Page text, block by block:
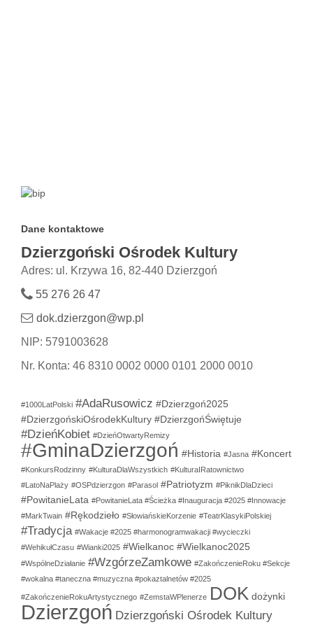
Dane kontaktowe
Dzierzgoński Ośrodek Kultury
Adres: ul. Krzywa 16, 82-440 Dzierzgoń
55 276 26 47
dok.dzierzgon@wp.pl
NIP: 5791003628
Nr. Konta: 46 8310 0002 0000 0101 2000 0010
#1000LatPolski #AdaRusowicz #Dzierzgoń2025
#DzierzgońskiOśrodekKultury #DzierzgońŚwiętuje
#DzieńKobiet #DzieńOtwartyRemizy
#GminaDzierzgoń #Historia #Jasna #Koncert
#KonkursRodzinny #KulturaDlaWszystkich #KulturaIRatownictwo
#LatoNaPlaży #OSPdzierzgon #Parasol #Patriotyzm #PiknikDlaDzieci
#PowitanieLata #PowitanieLata #Ścieżka #Inauguracja #2025 #Innowacje
#MarkTwain #Rękodzieło #SłowiańskieKorzenie #TeatrKlasykiPolskiej
#Tradycja #Wakacje #2025 #harmonogramwakacji #wycieczki
#WehikułCzasu #Wianki2025 #Wielkanoc #Wielkanoc2025
#WspólneDziałanie #WzgórzeZamkowe #ZakończenieRoku #Sekcje
#wokalna #taneczna #muzyczna #pokaztalnetów #2025
#ZakończenieRokuArtystycznego #ZemstaWPlenerze DOK dożynki
Dzierzgoń Dzierzgoński Ośrodek Kultury